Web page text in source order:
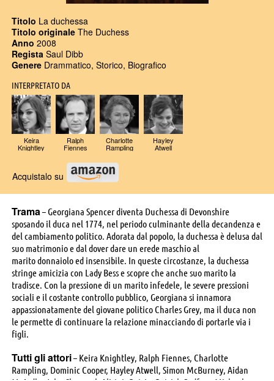
Titolo La duchessa
Titolo originale The Duchess
Anno 2008
Regista Saul Dibb
Genere Drammatico, Storico, Biografico
INTERPRETATO DA
Keira
Knightley
Ralph
Fiennes
Charlotte
Rampling
Hayley
Atwell
Acquistalo su
Trama – Georgiana Spencer diventa Duchessa di Devonshire
sposando il duca nel 1774, nel periodo culminante della decandenza e
del cambiamento politico. Adorata dal popolo, la duchessa è delusa dal
suo matrimonio e dal dover dare un erede maschio al
marito donnaiolo ed insensibile. In queste circostanze, la duchessa
stringe amicizia con Lady Bess e scopre che anche suo marito la
tradisce. Con la pressione di un marito infedele, le severe pressioni
sociali e il costante controllo pubblico, Georgiana si innamora
appassionatamente del giovane politico Charles Grey, ma il duca non
le permette di continuare la relazione minacciando di portarle via i
figli.
Tutti gli attori– Keira Knightley, Ralph Fiennes, Charlotte
Rampling, Dominic Cooper, Hayley Atwell, Simon McBurney, Aidan